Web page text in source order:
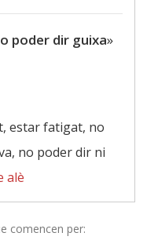
poder dir guixa»
estar fatigat, no
no poder dir ni
alè
comencen per: